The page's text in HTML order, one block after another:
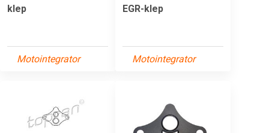
klep
Motointegrator
EGR-klep
Motointegrator